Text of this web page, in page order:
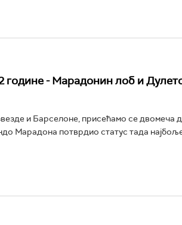
године - Марадонин лоб и
и Барселоне, присећамо се двомеча
Марадона потврдио статус тада